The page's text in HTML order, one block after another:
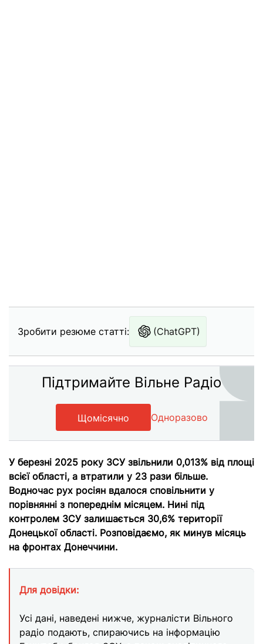
Зробити резюме статті: (ChatGPT)
Підтримайте Вільне Радіо
Щомісячно Одноразово
У березні 2025 року ЗСУ звільнили 0,013% від площі
всієї області, а втратили у 23 рази більше.
Водночас рух росіян вдалося сповільнити у
порівнянні з попереднім місяцем. Нині під
контролем ЗСУ залишається 30,6% території
Донецької області. Розповідаємо, як минув місяць
на фронтах Донеччини.
Для довідки:
Усі дані, наведені нижче, журналісти Вільного
радіо подають, спираючись на інформацію